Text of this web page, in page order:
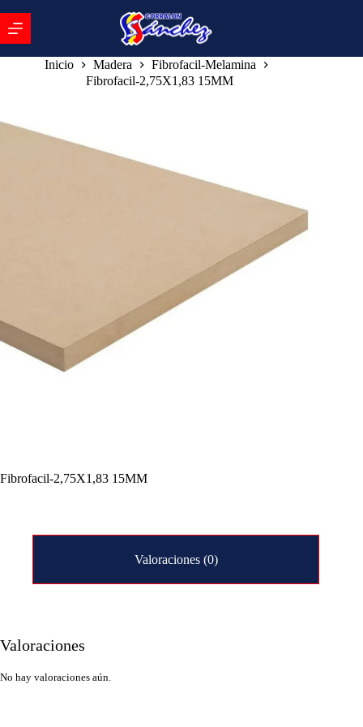
Inicio Madera
Fibrofacil-Melamina
Fibrofacil-2,75X1,83 15MM
Fibrofacil-2,75X1,83 15MM
Valoraciones (0)
Valoraciones
No hay valoraciones aún.